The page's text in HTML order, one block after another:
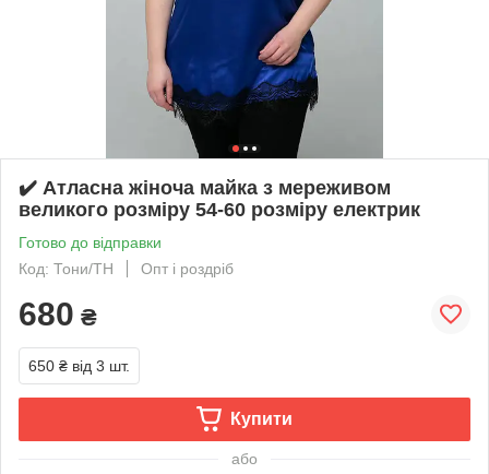
✔️ Атласна жіноча майка з мереживом
великого розміру 54-60 розміру електрик
Готово до відправки
Код: Тони/ТН
Опт і роздріб
680 ₴
650 ₴ від 3 шт.
Купити
або